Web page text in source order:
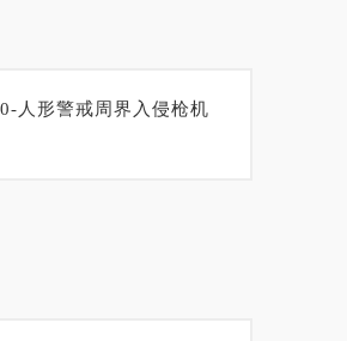
人形警戒周界入侵枪机